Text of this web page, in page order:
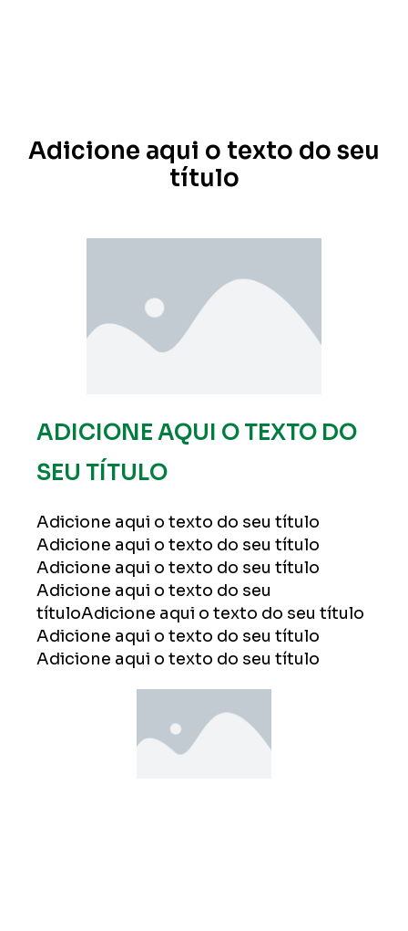
Adicione aqui o texto do seu
título
ADICIONE AQUI O TEXTO DO
SEU TÍTULO
Adicione aqui o texto do seu título
Adicione aqui o texto do seu título
Adicione aqui o texto do seu título
Adicione aqui o texto do seu
títuloAdicione aqui o texto do seu título
Adicione aqui o texto do seu título
Adicione aqui o texto do seu título